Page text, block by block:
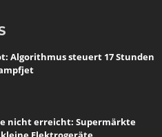
Algorithmus steuert 17 Stunden
nicht erreicht: Supermärkte